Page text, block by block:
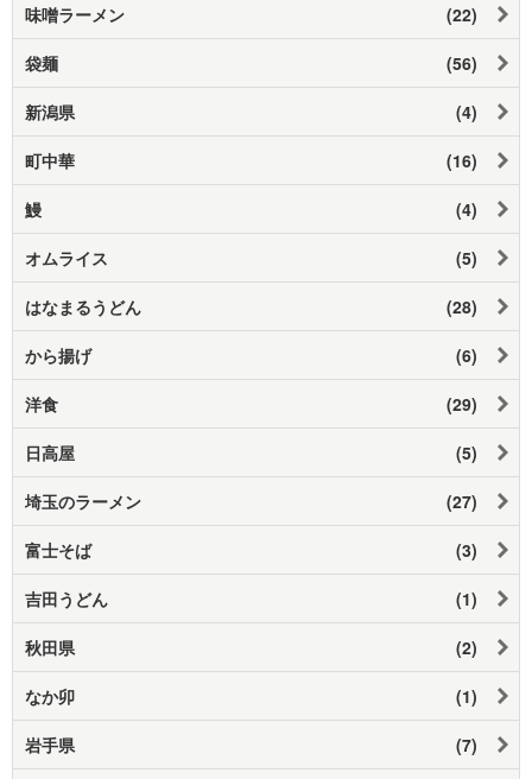
味噌ラーメン (22)
袋麺 (56)
新潟県 (4)
町中華 (16)
鰻 (4)
オムライス (5)
はなまるうどん (28)
から揚げ (6)
洋食 (29)
日高屋 (5)
埼玉のラーメン (27)
富士そば (3)
吉田うどん (1)
秋田県 (2)
なか卯 (1)
岩手県 (7)